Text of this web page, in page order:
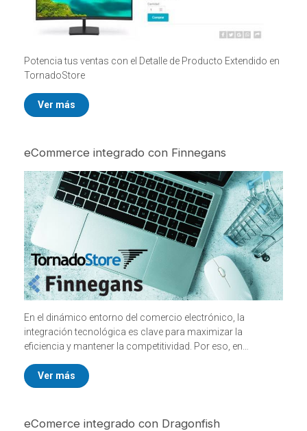
Potencia tus ventas con el Detalle de Producto Extendido en
TornadoStore
Ver más
eCommerce integrado con Finnegans
En el dinámico entorno del comercio electrónico, la
integración tecnológica es clave para maximizar la
eficiencia y mantener la competitividad. Por eso, en
con Finnegans, una de las plataformas de gestión
empresarial más robustas y flexibles del mercado.
Ver más
eComerce integrado con Dragonfish